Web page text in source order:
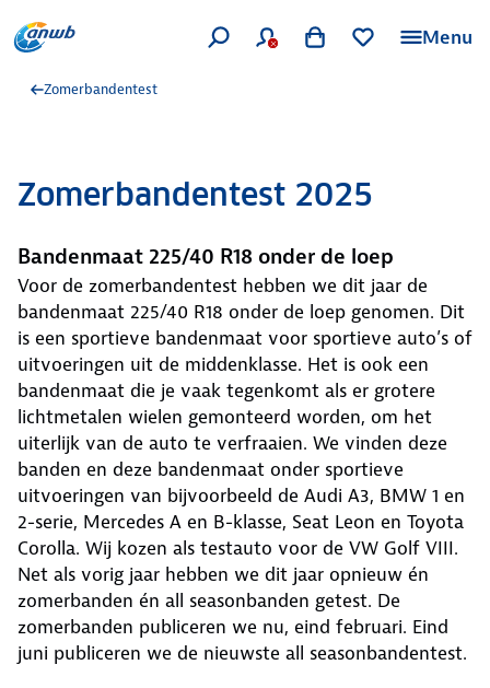
Menu
Zomerbandentest
Zomerbandentest 2025
Bandenmaat 225/40 R18 onder de loep
Voor de zomerbandentest hebben we dit jaar de
bandenmaat 225/40 R18 onder de loep genomen. Dit
is een sportieve bandenmaat voor sportieve auto’s of
uitvoeringen uit de middenklasse. Het is ook een
bandenmaat die je vaak tegenkomt als er grotere
lichtmetalen wielen gemonteerd worden, om het
uiterlijk van de auto te verfraaien. We vinden deze
banden en deze bandenmaat onder sportieve
uitvoeringen van bijvoorbeeld de Audi A3, BMW 1 en
2-serie, Mercedes A en B-klasse, Seat Leon en Toyota
Corolla. Wij kozen als testauto voor de VW Golf VIII.
Net als vorig jaar hebben we dit jaar opnieuw én
zomerbanden én all seasonbanden getest. De
zomerbanden publiceren we nu, eind februari. Eind
juni publiceren we de nieuwste all seasonbandentest.